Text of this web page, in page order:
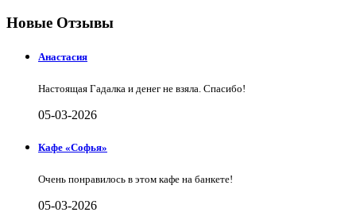
Новые Отзывы
Анастасия
Настоящая Гадалка и денег не взяла. Спасибо!
05-03-2026
Кафе «Софья»
Очень понравилось в этом кафе на банкете!
05-03-2026